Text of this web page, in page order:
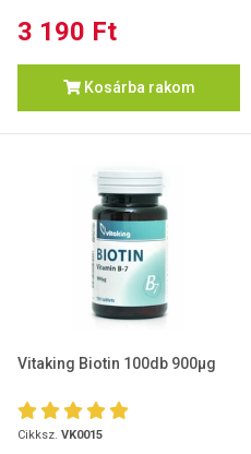
3 190 Ft
Kosárba rakom
Vitaking Biotin 100db 900µg
Cikksz. VK0015